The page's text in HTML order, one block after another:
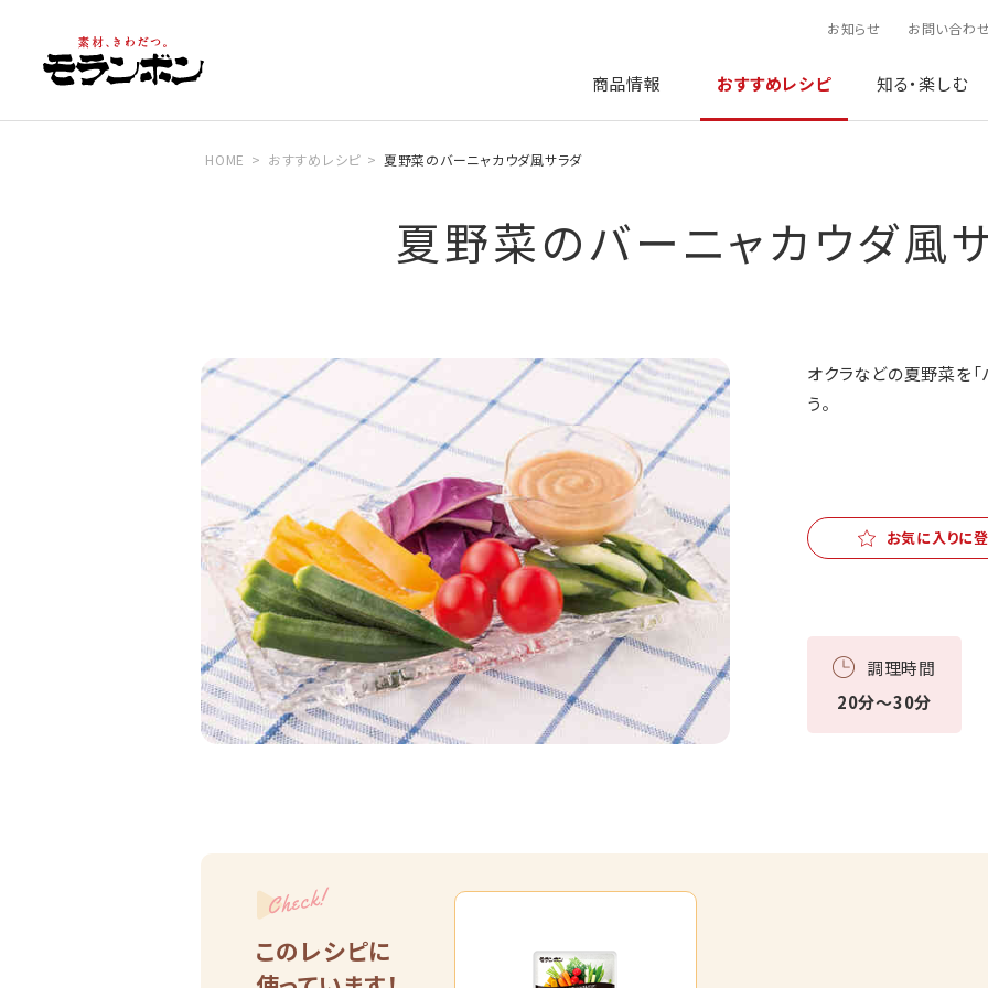
お知らせ お問い合わ
商品情報 おすすめレシピ 知る・楽しむ
HOME おすすめレシピ 夏野菜のバーニャカウダ風サラダ
夏野菜のバーニャカウダ風
オクラなどの夏野菜を
う。
お気に入りに
調理時間
20分～30分
Check!
このレシピに